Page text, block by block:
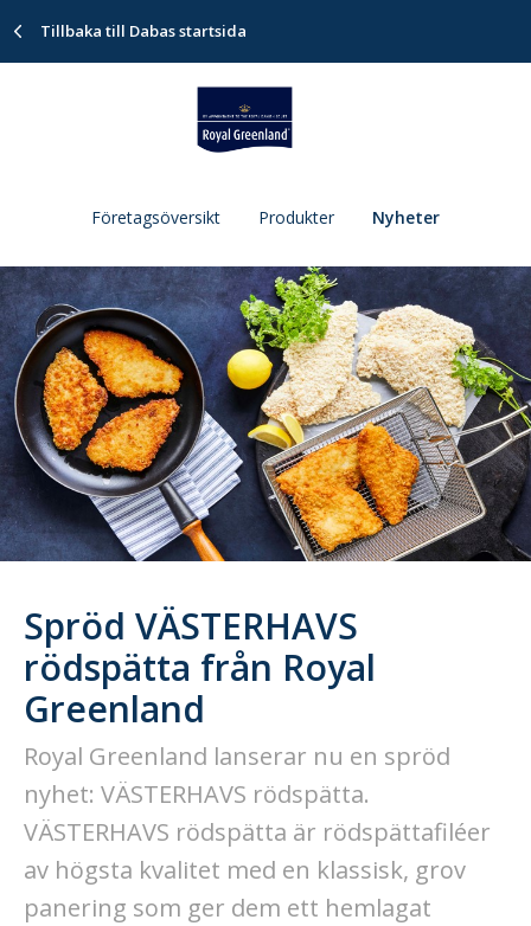
Tillbaka till Dabas startsida
Företagsöversikt Produkter Nyheter
Spröd VÄSTERHAVS
rödspätta från Royal
Greenland
Royal Greenland lanserar nu en spröd
nyhet: VÄSTERHAVS rödspätta.
VÄSTERHAVS rödspätta är rödspättafiléer
av högsta kvalitet med en klassisk, grov
panering som ger dem ett hemlagat